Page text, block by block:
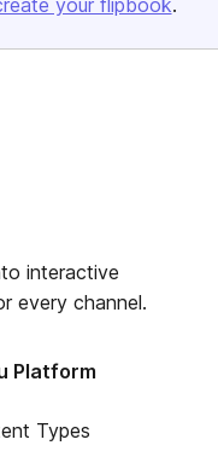
your flipbook.
interactive
every channel.
Platform
Types